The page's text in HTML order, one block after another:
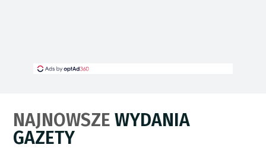
NAJNOWSZEWYDANIA
GAZETY